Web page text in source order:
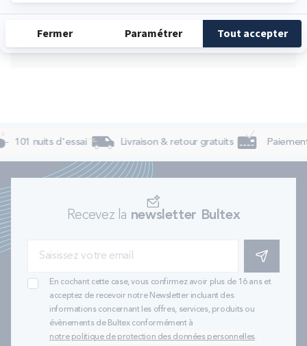
Dimanche
101 nuits d'essai Livraison & retour gratuits
Recevez la newsletter Bultex
S'INSCRIRE
En cochant cette case, vous confirmez avoir plus de 16 ans et
acceptez de recevoir notre Newsletter incluant des
informations concernant les offres, services, produits ou
évènements de Bultex conformément à
notre politique de protection des données personnelles.